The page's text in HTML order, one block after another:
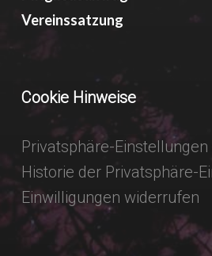
Vereinssatzung
Cookie Hinweise
Privatsphäre-
Historie der Privatsphäre-
Einwilligungen widerrufen